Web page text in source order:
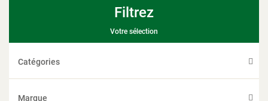
Filtrez
Votre sélection
Catégories
Marque